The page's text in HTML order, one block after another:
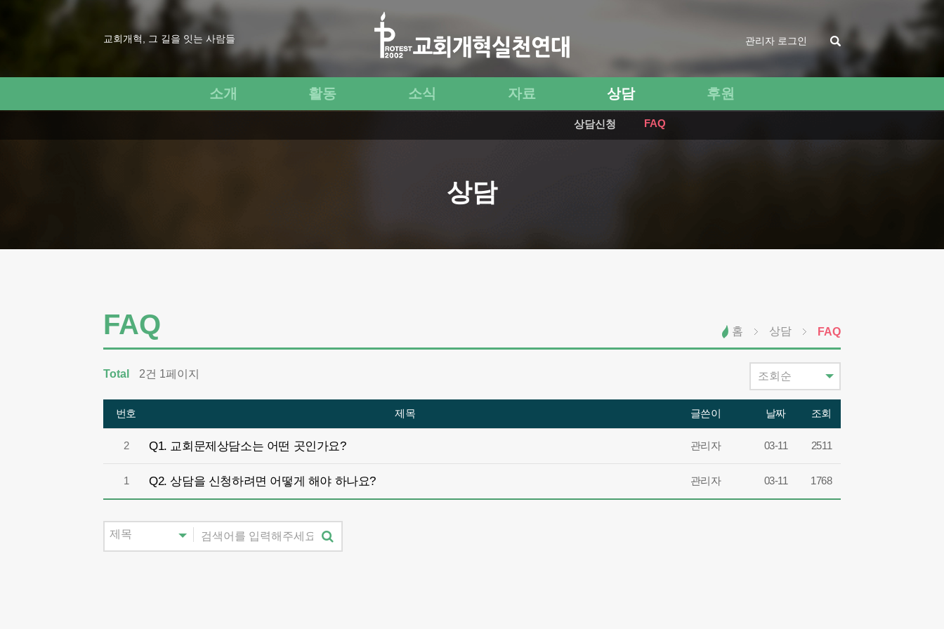
교회개혁, 그 길을 잇는 사람들 관리자 로그인
소개 활동 소식 자료 상담
상담신청 FAQ
후원
상담
FAQ 홈 상담 FAQ
Total 2건 1페이지
번호 제목 글쓴이 날짜 조회
2 Q1. 교회문제상담소는 어떤 곳인가요? 관리자 03-11 2511
1 Q2. 상담을 신청하려면 어떻게 해야 하나요? 관리자 03-11 1768